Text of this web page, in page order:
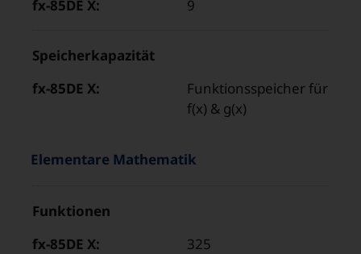
9
Speicherkapazität
Funktionsspeicher für
f(x) & g(x)
Eigenschaften
im
Bereich
Elementare Mathematik
Wert
für
Funktionen
325